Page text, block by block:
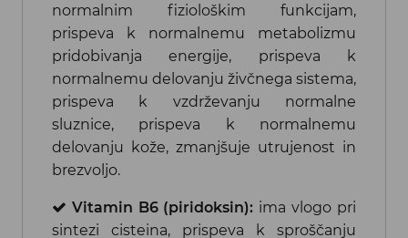
normalnim fiziološkim funkcijam,
prispeva k normalnemu metabolizmu
pridobivanja energije, prispeva k
normalnemu delovanju živčnega sistema,
prispeva k vzdrževanju normalne
sluznice, prispeva k normalnemu
delovanju kože, zmanjšuje utrujenost in
brezvoljo.
Vitamin B6 (piridoksin): ima vlogo pri
sintezi cisteina, prispeva k sproščanju